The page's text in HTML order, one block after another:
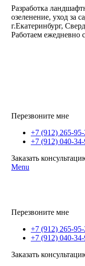
Разработка
озеленение, уход за
г.Екатеринбург,
Работаем ежедневно
Перезвоните мне
+7 (912) 265-
+7 (912) 040-34-
Заказать
Menu
Перезвоните мне
+7 (912) 265-
+7 (912) 040-34-
Заказать